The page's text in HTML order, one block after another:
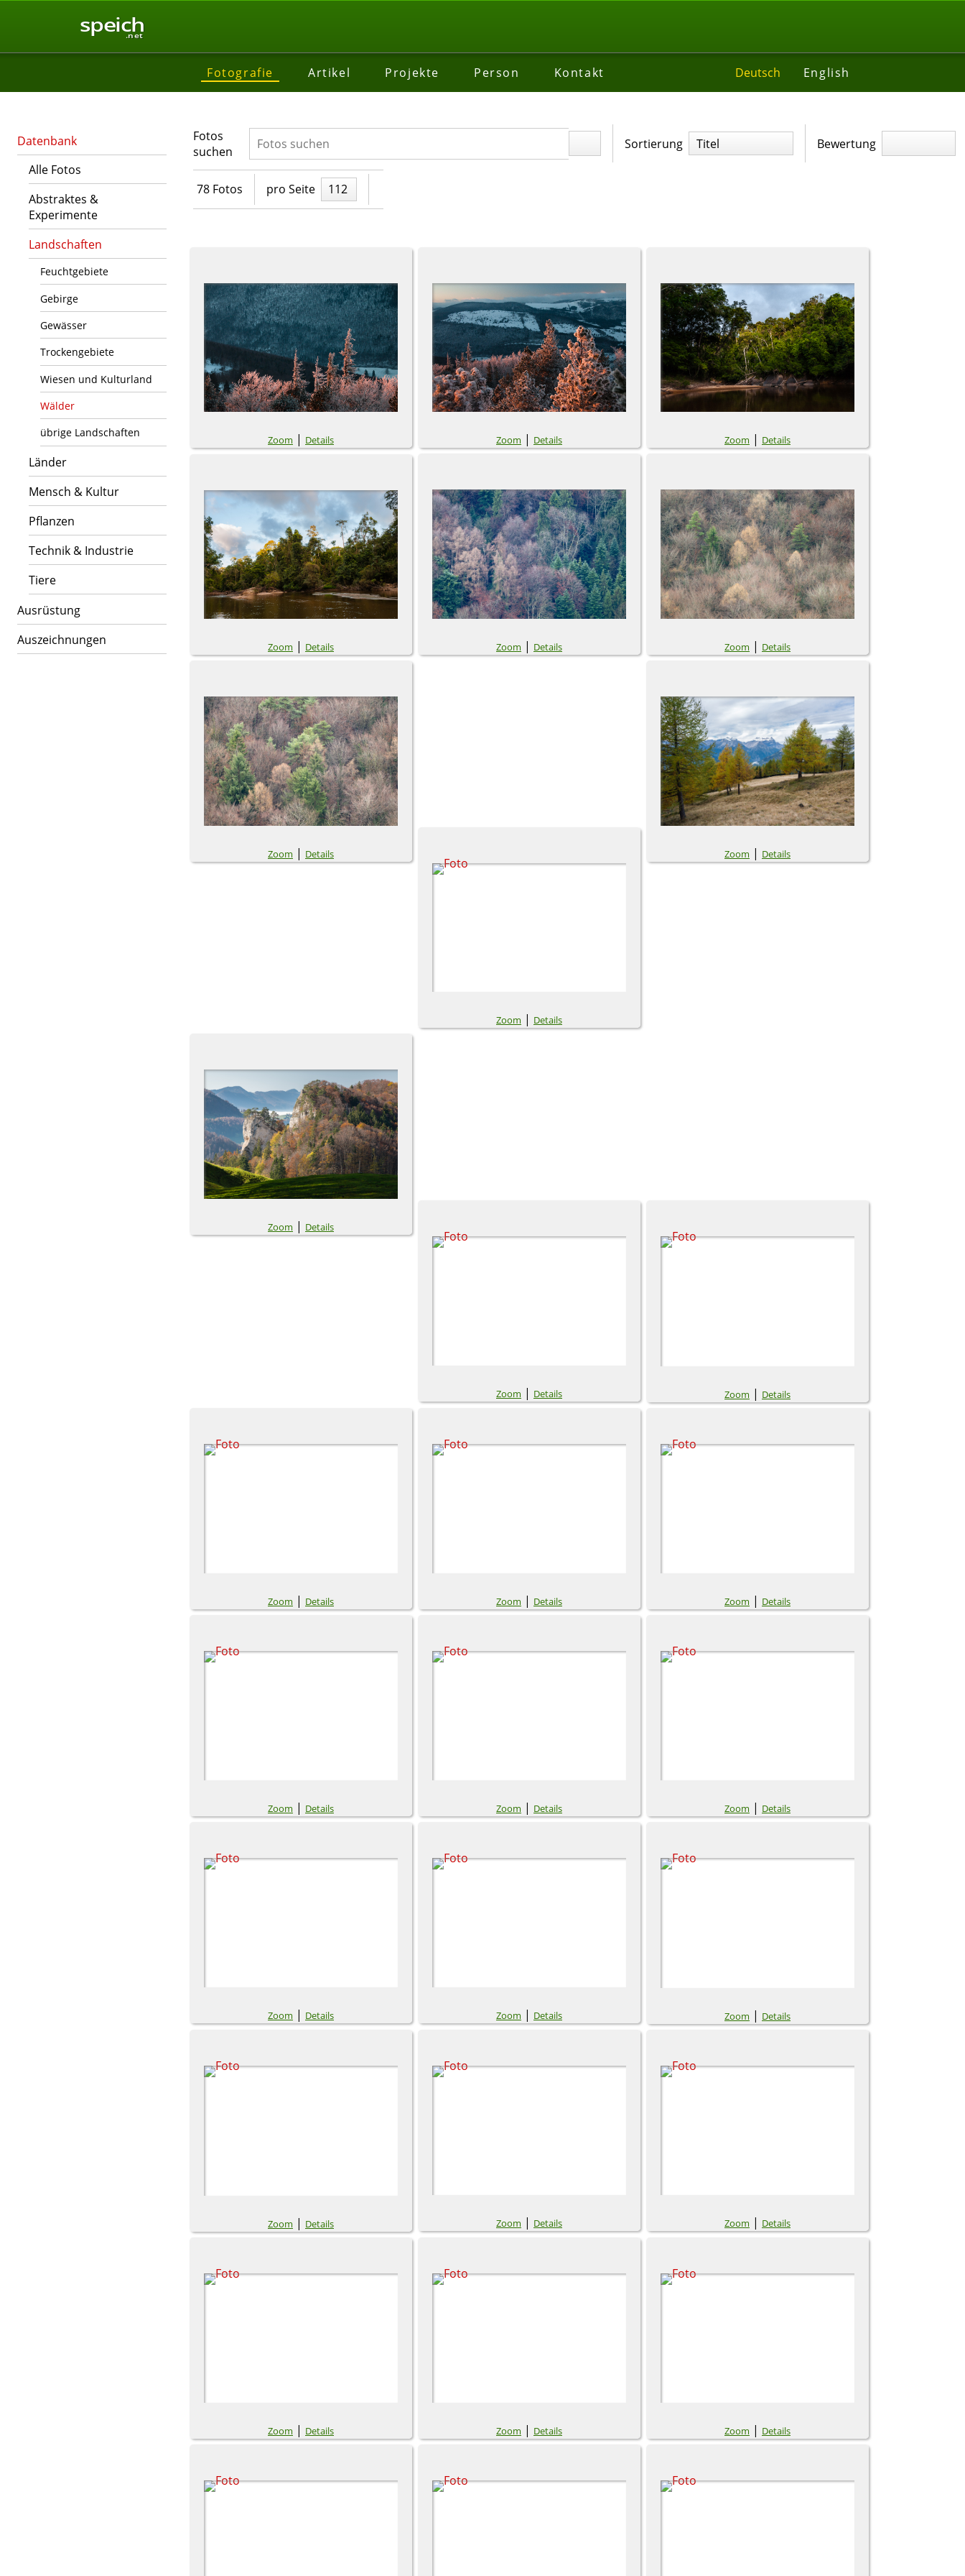
speich
.net
Fotografie Artikel Projekte Person Kontakt Deutsch English
Datenbank
Alle Fotos
Abstraktes &
Experimente
Landschaften
Feuchtgebiete
Gebirge
Gewässer
Trockengebiete
Wiesen und Kulturland
Wälder
übrige Landschaften
Länder
Mensch & Kultur
Pflanzen
Technik & Industrie
Tiere
Ausrüstung
Auszeichnungen
Fotos
suchen
Sortierung Titel Bewertung
78 Fotos pro Seite 112
Zoom | Details Zoom | Details Zoom | Details
Zoom | Details Zoom | Details Zoom | Details
Zoom | Details
Zoom | Details
Zoom | Details
Zoom | Details
Zoom | Details Zoom | Details
Zoom | Details Zoom | Details Zoom | Details
Zoom | Details Zoom | Details Zoom | Details
Zoom | Details Zoom | Details Zoom | Details
Zoom | Details Zoom | Details Zoom | Details
Zoom | Details Zoom | Details Zoom | Details